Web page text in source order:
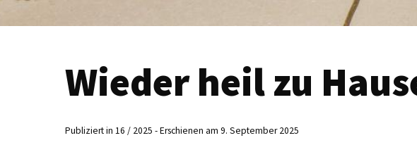
Wieder heil zu
Publiziert in 16 / 2025 - Erschienen am 9. September 2025